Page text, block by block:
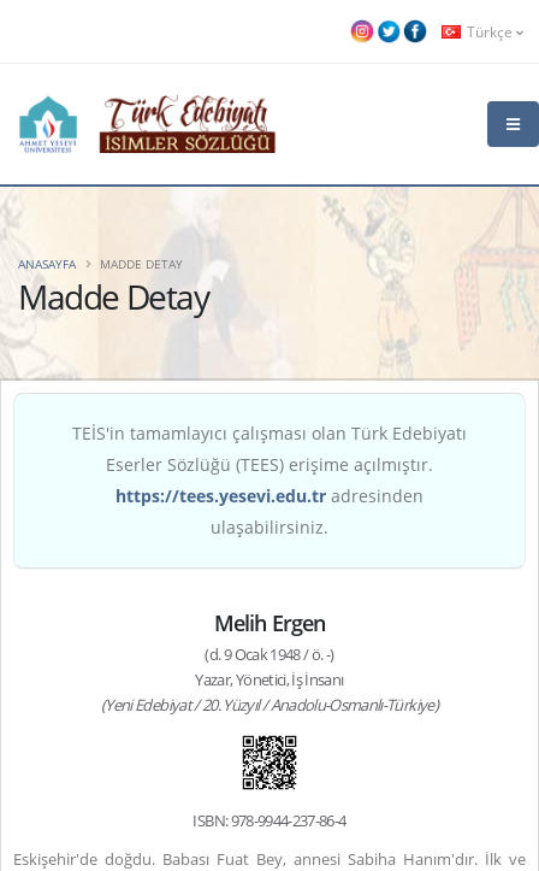
Türkçe
Madde Detay
ANASAYFA MADDE DETAY
TEİS'in tamamlayıcı çalışması olan Türk Edebiyatı
Eserler Sözlüğü (TEES) erişime açılmıştır.
https://tees.yesevi.edu.tr adresinden
ulaşabilirsiniz.
Melih Ergen
(d. 9 Ocak 1948 / ö. -)
Yazar, Yönetici, İş İnsanı
(Yeni Edebiyat / 20. Yüzyıl / Anadolu-Osmanlı-Türkiye)
ISBN: 978-9944-237-86-4
Eskişehir'de doğdu. Babası Fuat Bey, annesi Sabiha Hanım'dır. İlk ve